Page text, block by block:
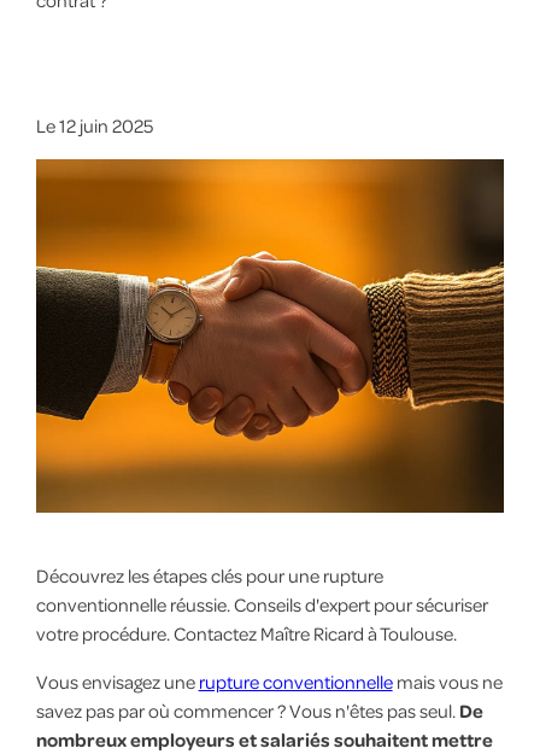
Le12 juin 2025
Découvrez les étapes clés pour une rupture
conventionnelle réussie. Conseils d'expert pour sécuriser
votre procédure. Contactez Maître Ricard à Toulouse.
Vous envisagez une rupture conventionnellemais vous ne
savez pas par où commencer ? Vous n'êtes pas seul. De
nombreux employeurs et salariés souhaitent mettre